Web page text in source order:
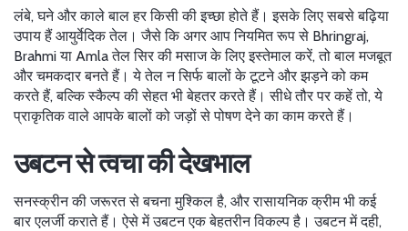
लंबे, घने और काले बाल हर किसी की इच्छा होते हैं। इसके लिए सबसे बढ़िया
उपाय हैं आयुर्वेदिक तेल। जैसे कि अगर आप नियमित रूप से Bhringraj,
Brahmi या Amla तेल सिर की मसाज के लिए इस्तेमाल करें, तो बाल मजबूत
और चमकदार बनते हैं। ये तेल न सिर्फ बालों के टूटने और झड़ने को कम
करते हैं, बल्कि स्कैल्प की सेहत भी बेहतर करते हैं। सीधे तौर पर कहें तो, ये
प्राकृतिक वाले आपके बालों को जड़ों से पोषण देने का काम करते हैं।
उबटन से त्वचा की देखभाल
सनस्क्रीन की जरूरत से बचना मुश्किल है, और रासायनिक क्रीम भी कई
बार एलर्जी कराते हैं। ऐसे में उबटन एक बेहतरीन विकल्प है। उबटन में दही,